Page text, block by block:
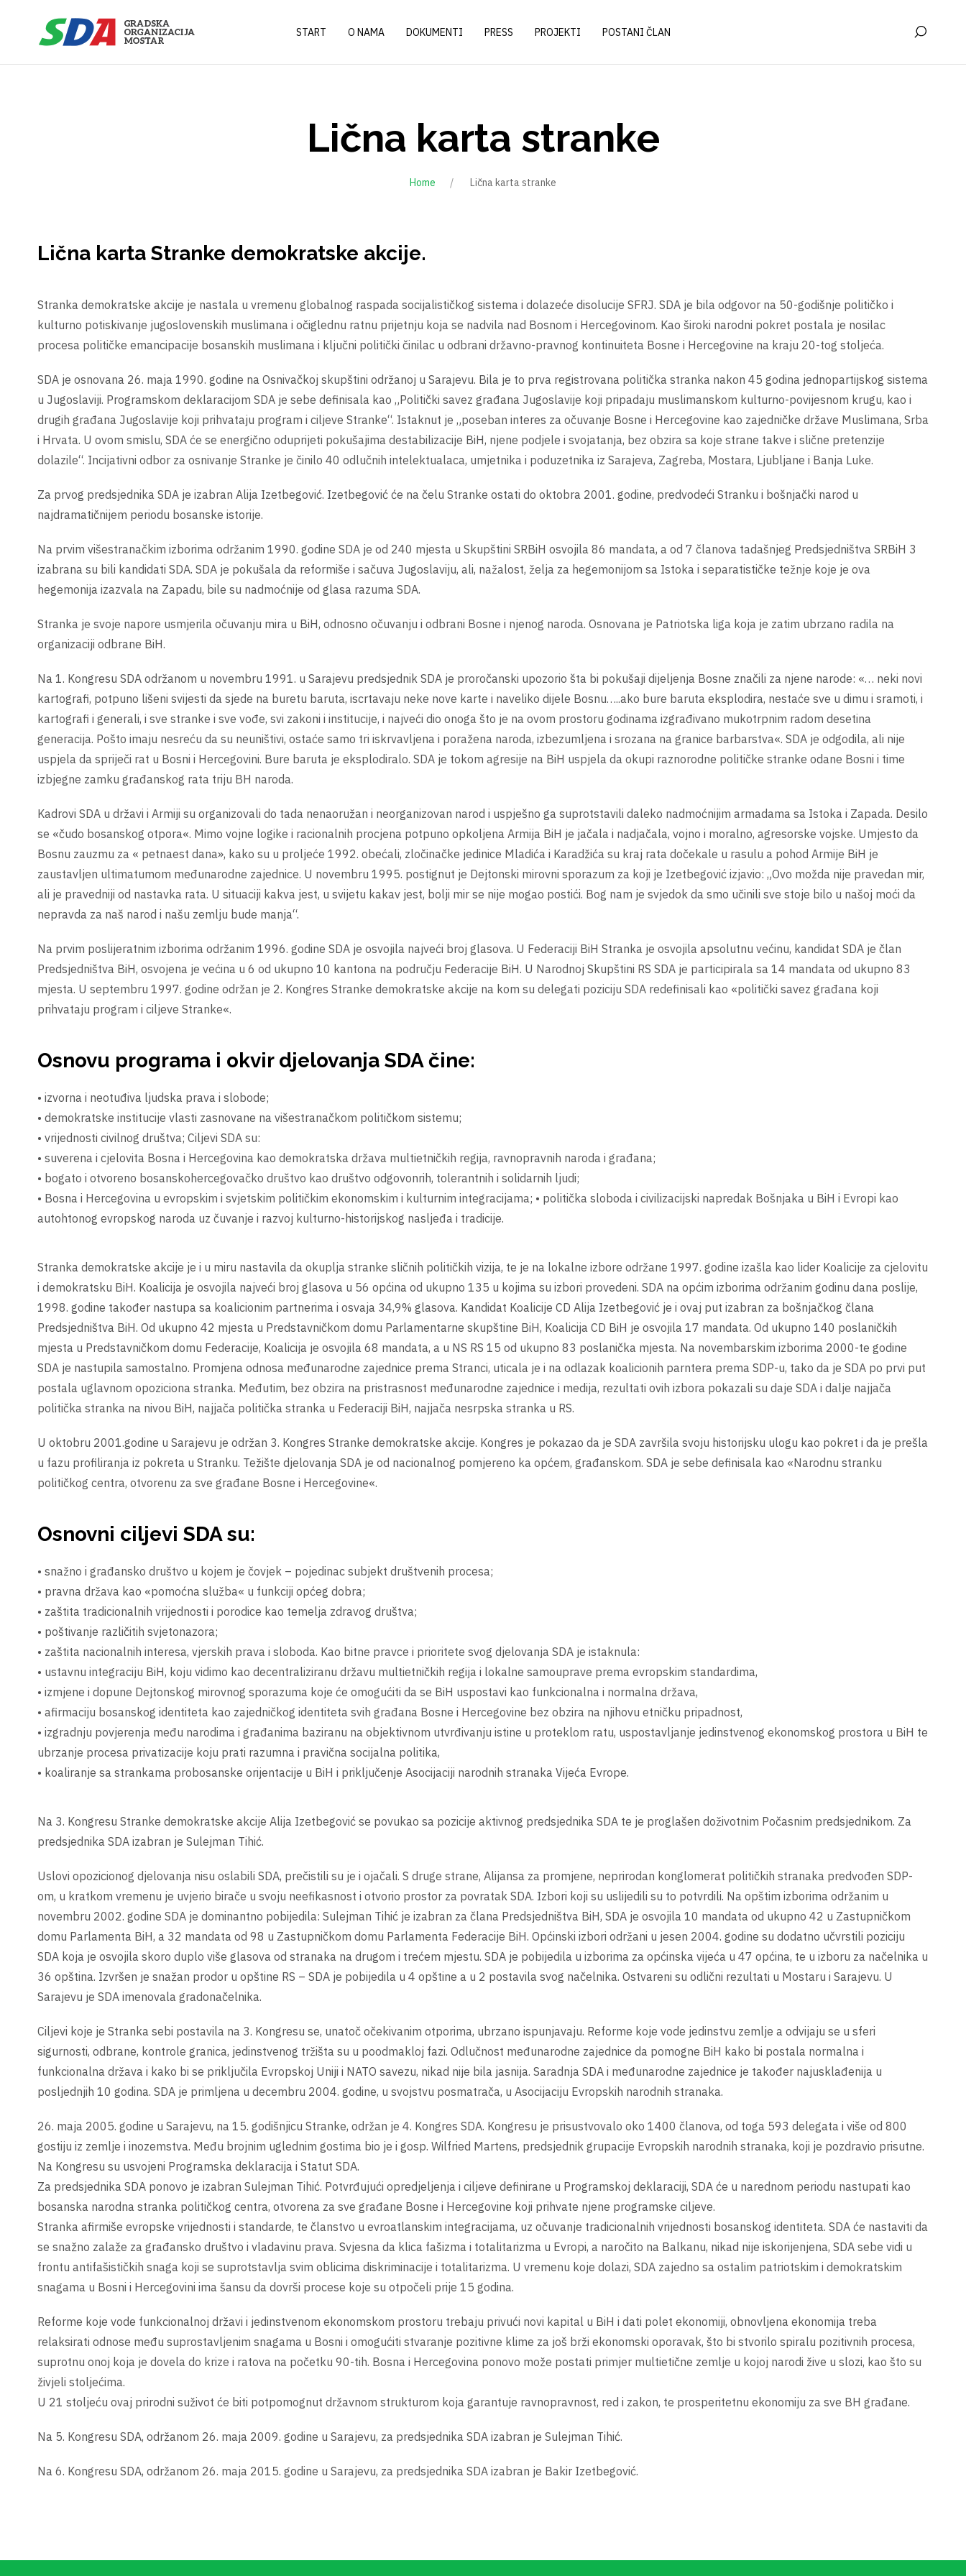
START O NAMA DOKUMENTI PRESS PROJEKTI POSTANI ČLAN
Lična karta stranke
Home Lična karta stranke
Lična karta Stranke demokratske akcije.
Stranka demokratske akcije je nastala u vremenu globalnog raspada socijalističkog sistema i dolazeće disolucije SFRJ. SDA je bila odgovor na 50-godišnje političko i
kulturno potiskivanje jugoslovenskih muslimana i očiglednu ratnu prijetnju koja se nadvila nad Bosnom i Hercegovinom. Kao široki narodni pokret postala je nosilac
procesa političke emancipacije bosanskih muslimana i ključni politički činilac u odbrani državno-pravnog kontinuiteta Bosne i Hercegovine na kraju 20-tog stoljeća.
SDA je osnovana 26. maja 1990. godine na Osnivačkoj skupštini održanoj u Sarajevu. Bila je to prva registrovana politička stranka nakon 45 godina jednopartijskog sistema
u Jugoslaviji. Programskom deklaracijom SDA je sebe definisala kao „Politički savez građana Jugoslavije koji pripadaju muslimanskom kulturno-povijesnom krugu, kao i
drugih građana Jugoslavije koji prihvataju program i ciljeve Stranke“. Istaknut je „poseban interes za očuvanje Bosne i Hercegovine kao zajedničke države Muslimana, Srba
i Hrvata. U ovom smislu, SDA će se energično oduprijeti pokušajima destabilizacije BiH, njene podjele i svojatanja, bez obzira sa koje strane takve i slične pretenzije
dolazile“. Incijativni odbor za osnivanje Stranke je činilo 40 odlučnih intelektualaca, umjetnika i poduzetnika iz Sarajeva, Zagreba, Mostara, Ljubljane i Banja Luke.
Za prvog predsjednika SDA je izabran Alija Izetbegović. Izetbegović će na čelu Stranke ostati do oktobra 2001. godine, predvodeći Stranku i bošnjački narod u
najdramatičnijem periodu bosanske istorije.
Na prvim višestranačkim izborima održanim 1990. godine SDA je od 240 mjesta u Skupštini SRBiH osvojila 86 mandata, a od 7 članova tadašnjeg Predsjedništva SRBiH 3
izabrana su bili kandidati SDA. SDA je pokušala da reformiše i sačuva Jugoslaviju, ali, nažalost, želja za hegemonijom sa Istoka i separatističke težnje koje je ova
hegemonija izazvala na Zapadu, bile su nadmoćnije od glasa razuma SDA.
Stranka je svoje napore usmjerila očuvanju mira u BiH, odnosno očuvanju i odbrani Bosne i njenog naroda. Osnovana je Patriotska liga koja je zatim ubrzano radila na
organizaciji odbrane BiH.
Na 1. Kongresu SDA održanom u novembru 1991. u Sarajevu predsjednik SDA je proročanski upozorio šta bi pokušaji dijeljenja Bosne značili za njene narode: «… neki novi
kartografi, potpuno lišeni svijesti da sjede na buretu baruta, iscrtavaju neke nove karte i naveliko dijele Bosnu…..ako bure baruta eksplodira, nestaće sve u dimu i sramoti, i
kartografi i generali, i sve stranke i sve vođe, svi zakoni i institucije, i najveći dio onoga što je na ovom prostoru godinama izgrađivano mukotrpnim radom desetina
generacija. Pošto imaju nesreću da su neuništivi, ostaće samo tri iskrvavljena i poražena naroda, izbezumljena i srozana na granice barbarstva«. SDA je odgodila, ali nije
uspjela da spriječi rat u Bosni i Hercegovini. Bure baruta je eksplodiralo. SDA je tokom agresije na BiH uspjela da okupi raznorodne političke stranke odane Bosni i time
izbjegne zamku građanskog rata triju BH naroda.
Kadrovi SDA u državi i Armiji su organizovali do tada nenaoružan i neorganizovan narod i uspješno ga suprotstavili daleko nadmoćnijim armadama sa Istoka i Zapada. Desilo
se «čudo bosanskog otpora«. Mimo vojne logike i racionalnih procjena potpuno opkoljena Armija BiH je jačala i nadjačala, vojno i moralno, agresorske vojske. Umjesto da
Bosnu zauzmu za « petnaest dana», kako su u proljeće 1992. obećali, zločinačke jedinice Mladića i Karadžića su kraj rata dočekale u rasulu a pohod Armije BiH je
zaustavljen ultimatumom međunarodne zajednice. U novembru 1995. postignut je Dejtonski mirovni sporazum za koji je Izetbegović izjavio: „Ovo možda nije pravedan mir,
ali je pravedniji od nastavka rata. U situaciji kakva jest, u svijetu kakav jest, bolji mir se nije mogao postići. Bog nam je svjedok da smo učinili sve stoje bilo u našoj moći da
nepravda za naš narod i našu zemlju bude manja“.
Na prvim poslijeratnim izborima održanim 1996. godine SDA je osvojila najveći broj glasova. U Federaciji BiH Stranka je osvojila apsolutnu većinu, kandidat SDA je član
Predsjedništva BiH, osvojena je većina u 6 od ukupno 10 kantona na području Federacije BiH. U Narodnoj Skupštini RS SDA je participirala sa 14 mandata od ukupno 83
mjesta. U septembru 1997. godine održan je 2. Kongres Stranke demokratske akcije na kom su delegati poziciju SDA redefinisali kao «politički savez građana koji
prihvataju program i ciljeve Stranke«.
Osnovu programa i okvir djelovanja SDA čine:
• izvorna i neotuđiva ljudska prava i slobode;
• demokratske institucije vlasti zasnovane na višestranačkom političkom sistemu;
• vrijednosti civilnog društva; Ciljevi SDA su:
• suverena i cjelovita Bosna i Hercegovina kao demokratska država multietničkih regija, ravnopravnih naroda i građana;
• bogato i otvoreno bosanskohercegovačko društvo kao društvo odgovonrih, tolerantnih i solidarnih ljudi;
• Bosna i Hercegovina u evropskim i svjetskim političkim ekonomskim i kulturnim integracijama; • politička sloboda i civilizacijski napredak Bošnjaka u BiH i Evropi kao
autohtonog evropskog naroda uz čuvanje i razvoj kulturno-historijskog nasljeđa i tradicije.
Stranka demokratske akcije je i u miru nastavila da okuplja stranke sličnih političkih vizija, te je na lokalne izbore održane 1997. godine izašla kao lider Koalicije za cjelovitu
i demokratsku BiH. Koalicija je osvojila najveći broj glasova u 56 općina od ukupno 135 u kojima su izbori provedeni. SDA na općim izborima održanim godinu dana poslije,
1998. godine također nastupa sa koalicionim partnerima i osvaja 34,9% glasova. Kandidat Koalicije CD Alija Izetbegović je i ovaj put izabran za bošnjačkog člana
Predsjedništva BiH. Od ukupno 42 mjesta u Predstavničkom domu Parlamentarne skupštine BiH, Koalicija CD BiH je osvojila 17 mandata. Od ukupno 140 poslaničkih
mjesta u Predstavničkom domu Federacije, Koalicija je osvojila 68 mandata, a u NS RS 15 od ukupno 83 poslanička mjesta. Na novembarskim izborima 2000-te godine
SDA je nastupila samostalno. Promjena odnosa međunarodne zajednice prema Stranci, uticala je i na odlazak koalicionih parntera prema SDP-u, tako da je SDA po prvi put
postala uglavnom opoziciona stranka. Međutim, bez obzira na pristrasnost međunarodne zajednice i medija, rezultati ovih izbora pokazali su daje SDA i dalje najjača
politička stranka na nivou BiH, najjača politička stranka u Federaciji BiH, najjača nesrpska stranka u RS.
U oktobru 2001.godine u Sarajevu je održan 3. Kongres Stranke demokratske akcije. Kongres je pokazao da je SDA završila svoju historijsku ulogu kao pokret i da je prešla
u fazu profiliranja iz pokreta u Stranku. Težište djelovanja SDA je od nacionalnog pomjereno ka općem, građanskom. SDA je sebe definisala kao «Narodnu stranku
političkog centra, otvorenu za sve građane Bosne i Hercegovine«.
Osnovni ciljevi SDA su:
• snažno i građansko društvo u kojem je čovjek – pojedinac subjekt društvenih procesa;
• pravna država kao «pomoćna služba« u funkciji općeg dobra;
• zaštita tradicionalnih vrijednosti i porodice kao temelja zdravog društva;
• poštivanje različitih svjetonazora;
• zaštita nacionalnih interesa, vjerskih prava i sloboda. Kao bitne pravce i prioritete svog djelovanja SDA je istaknula:
• ustavnu integraciju BiH, koju vidimo kao decentraliziranu državu multietničkih regija i lokalne samouprave prema evropskim standardima,
• izmjene i dopune Dejtonskog mirovnog sporazuma koje će omogućiti da se BiH uspostavi kao funkcionalna i normalna država,
• afirmaciju bosanskog identiteta kao zajedničkog identiteta svih građana Bosne i Hercegovine bez obzira na njihovu etničku pripadnost,
• izgradnju povjerenja među narodima i građanima baziranu na objektivnom utvrđivanju istine u proteklom ratu, uspostavljanje jedinstvenog ekonomskog prostora u BiH te
ubrzanje procesa privatizacije koju prati razumna i pravična socijalna politika,
• koaliranje sa strankama probosanske orijentacije u BiH i priključenje Asocijaciji narodnih stranaka Vijeća Evrope.
Na 3. Kongresu Stranke demokratske akcije Alija Izetbegović se povukao sa pozicije aktivnog predsjednika SDA te je proglašen doživotnim Počasnim predsjednikom. Za
predsjednika SDA izabran je Sulejman Tihić.
Uslovi opozicionog djelovanja nisu oslabili SDA, prečistili su je i ojačali. S druge strane, Alijansa za promjene, neprirodan konglomerat političkih stranaka predvođen SDP-
om, u kratkom vremenu je uvjerio birače u svoju neefikasnost i otvorio prostor za povratak SDA. Izbori koji su uslijedili su to potvrdili. Na opštim izborima održanim u
novembru 2002. godine SDA je dominantno pobijedila: Sulejman Tihić je izabran za člana Predsjedništva BiH, SDA je osvojila 10 mandata od ukupno 42 u Zastupničkom
domu Parlamenta BiH, a 32 mandata od 98 u Zastupničkom domu Parlamenta Federacije BiH. Općinski izbori održani u jesen 2004. godine su dodatno učvrstili poziciju
SDA koja je osvojila skoro duplo više glasova od stranaka na drugom i trećem mjestu. SDA je pobijedila u izborima za općinska vijeća u 47 općina, te u izboru za načelnika u
36 opština. Izvršen je snažan prodor u opštine RS – SDA je pobijedila u 4 opštine a u 2 postavila svog načelnika. Ostvareni su odlični rezultati u Mostaru i Sarajevu. U
Sarajevu je SDA imenovala gradonačelnika.
Ciljevi koje je Stranka sebi postavila na 3. Kongresu se, unatoč očekivanim otporima, ubrzano ispunjavaju. Reforme koje vode jedinstvu zemlje a odvijaju se u sferi
sigurnosti, odbrane, kontrole granica, jedinstvenog tržišta su u poodmakloj fazi. Odlučnost međunarodne zajednice da pomogne BiH kako bi postala normalna i
funkcionalna država i kako bi se priključila Evropskoj Uniji i NATO savezu, nikad nije bila jasnija. Saradnja SDA i međunarodne zajednice je također najusklađenija u
posljednjih 10 godina. SDA je primljena u decembru 2004. godine, u svojstvu posmatrača, u Asocijaciju Evropskih narodnih stranaka.
26. maja 2005. godine u Sarajevu, na 15. godišnjicu Stranke, održan je 4. Kongres SDA. Kongresu je prisustvovalo oko 1400 članova, od toga 593 delegata i više od 800
gostiju iz zemlje i inozemstva. Među brojnim uglednim gostima bio je i gosp. Wilfried Martens, predsjednik grupacije Evropskih narodnih stranaka, koji je pozdravio prisutne.
Na Kongresu su usvojeni Programska deklaracija i Statut SDA.
Za predsjednika SDA ponovo je izabran Sulejman Tihić. Potvrđujući opredjeljenja i ciljeve definirane u Programskoj deklaraciji, SDA će u narednom periodu nastupati kao
bosanska narodna stranka političkog centra, otvorena za sve građane Bosne i Hercegovine koji prihvate njene programske ciljeve.
Stranka afirmiše evropske vrijednosti i standarde, te članstvo u evroatlanskim integracijama, uz očuvanje tradicionalnih vrijednosti bosanskog identiteta. SDA će nastaviti da
se snažno zalaže za građansko društvo i vladavinu prava. Svjesna da klica fašizma i totalitarizma u Evropi, a naročito na Balkanu, nikad nije iskorijenjena, SDA sebe vidi u
frontu antifašističkih snaga koji se suprotstavlja svim oblicima diskriminacije i totalitarizma. U vremenu koje dolazi, SDA zajedno sa ostalim patriotskim i demokratskim
snagama u Bosni i Hercegovini ima šansu da dovrši procese koje su otpočeli prije 15 godina.
Reforme koje vode funkcionalnoj državi i jedinstvenom ekonomskom prostoru trebaju privući novi kapital u BiH i dati polet ekonomiji, obnovljena ekonomija treba
relaksirati odnose među suprostavljenim snagama u Bosni i omogućiti stvaranje pozitivne klime za još brži ekonomski oporavak, što bi stvorilo spiralu pozitivnih procesa,
suprotnu onoj koja je dovela do krize i ratova na početku 90-tih. Bosna i Hercegovina ponovo može postati primjer multietične zemlje u kojoj narodi žive u slozi, kao što su
živjeli stoljećima.
U 21 stoljeću ovaj prirodni suživot će biti potpomognut državnom strukturom koja garantuje ravnopravnost, red i zakon, te prosperitetnu ekonomiju za sve BH građane.
Na 5. Kongresu SDA, održanom 26. maja 2009. godine u Sarajevu, za predsjednika SDA izabran je Sulejman Tihić.
Na 6. Kongresu SDA, održanom 26. maja 2015. godine u Sarajevu, za predsjednika SDA izabran je Bakir Izetbegović.